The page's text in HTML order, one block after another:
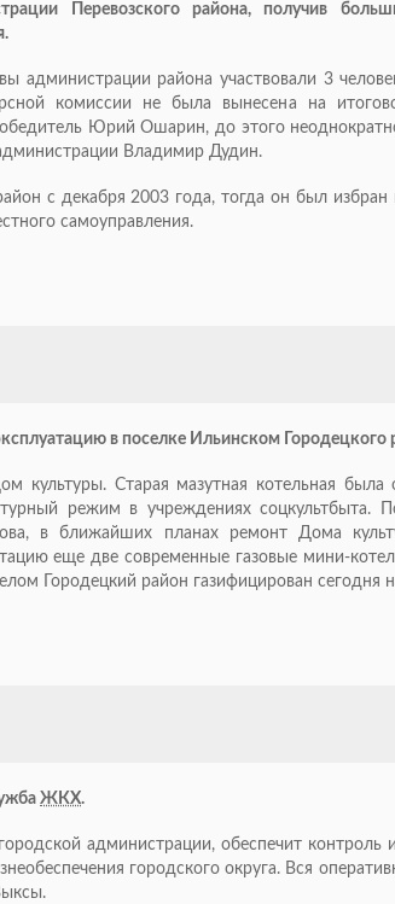
Перевозского района, получив
администрации района участвовали 3
комиссии не была вынесена на
Юрий Ошарин, до этого
Владимир Дудин.
с декабря 2003 года, тогда он был избран
самоуправления.
в поселке Ильинском Городецкого
культуры. Старая мазутная котельная была
режим в учреждениях соцкультбыта.
в ближайших планах ремонт Дома
еще две современные газовые мини-
Городецкий район газифицирован сегодня
ЖКХ.
администрации, обеспечит контроль
городского округа. Вся